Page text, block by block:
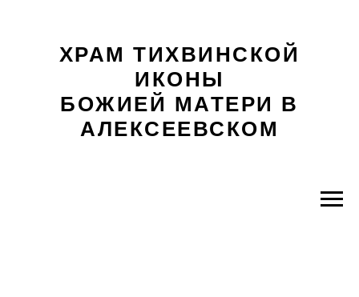
ХРАМ ТИХВИНСКОЙ
ИКОНЫ
БОЖИЕЙ МАТЕРИ В
АЛЕКСЕЕВСКОМ